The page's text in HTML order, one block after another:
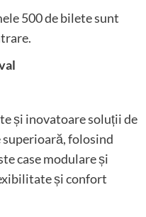
500 de bilete sunt
și inovatoare soluții de
folosind
case modulare și
și confort